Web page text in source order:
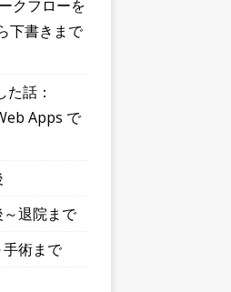
クフローを
下書きまで
話：
Apps で
退院まで
術まで